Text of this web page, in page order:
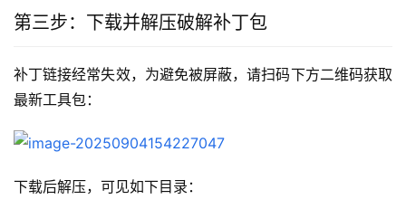
第三步：下载并解压破解补丁包
补丁链接经常失效，为避免被屏蔽，请扫码下方二维码获取
最新工具包：
下载后解压，可见如下目录：